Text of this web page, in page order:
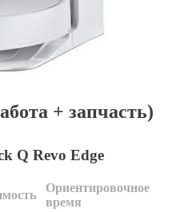
+ запчасть)
Q Revo Edge
Ориентировочное
время